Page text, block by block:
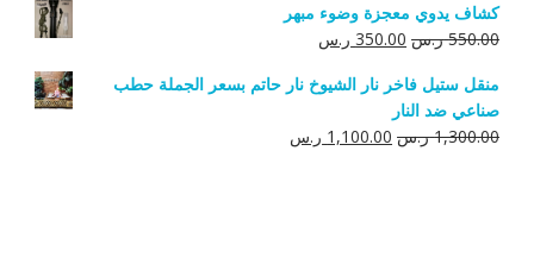
هو:
680.00 ر.س.
هو:
500.00 ر.س.
كشاف يدوي معجزة وضوء مبهر
550.00 ر.س السعر
هو:
550.00 ر.س.
350.00 ر.سالسعر
هو:
منقل ستيل فاخر نار الشيوخ نار حاتم بسعر الجملة حطب
صناعي ضد النار
1,300.00 ر.س السعر
1,100.00 ر.سالسعر